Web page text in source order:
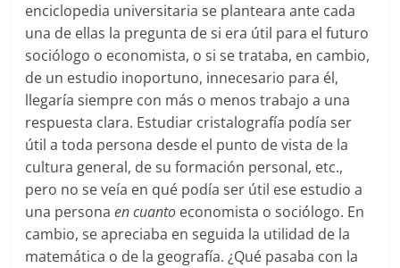
enciclopedia universitaria se planteara ante cada
una de ellas la pregunta de si era útil para el futuro
sociólogo o economista, o si se trataba, en cambio,
de un estudio inoportuno, innecesario para él,
llegaría siempre con más o menos trabajo a una
respuesta clara. Estudiar cristalografía podía ser
útil a toda persona desde el punto de vista de la
cultura general, de su formación personal, etc.,
pero no se veía en qué podía ser útil ese estudio a
una personaen cuanto economista o sociólogo. En
cambio, se apreciaba en seguida la utilidad de la
matemática o de la geografía. ¿Qué pasaba con la